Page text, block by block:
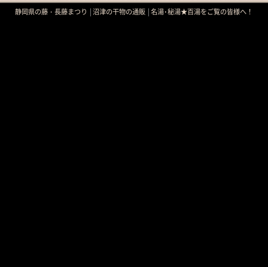
静岡県の藤・長藤まつり 沼津の干物の通販 名湯･秘湯★百湯をご覧の皆様へ！